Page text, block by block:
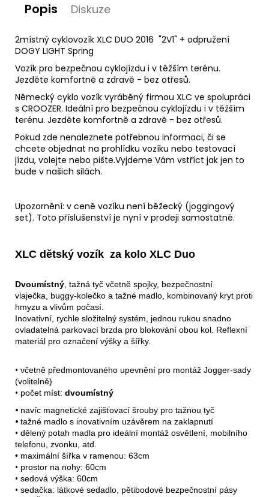
Popis Diskuze
2místný cyklovozík XLC DUO 2016 "2V1" + odpružení
DOGY LIGHT Spring
Vozík pro bezpečnou cyklojízdu i v těžším terénu.
Jezděte komfortně a zdravě - bez otřesů.
Německý cyklo vozík vyráběný firmou XLC ve spolupráci
s CROOZER. Ideální pro bezpečnou cyklojízdu i v těžším
terénu. Jezděte komfortně a zdravě - bez otřesů.
Pokud zde nenaleznete potřebnou informaci, či se
chcete objednat na prohlídku vozíku nebo testovací
jízdu, volejte nebo pište.Vyjdeme Vám vstříct jak jen to
bude v našich silách.
Upozornění: v ceně vozíku není běžecký (joggingový
set). Toto příslušenství je nyní v prodeji samostatně.
XLC dětský vozík za kolo XLC Duo
Dvoumístný , tažná tyč včetně spojky, bezpečnostní
vlaječka, buggy-kolečko a tažné madlo, kombinovaný kryt proti
hmyzu a vlivům počasí.
Inovativní, rychle složitelný systém, jednou rukou snadno
ovladatelná parkovací brzda pro blokování obou kol. Reflexní
materiál pro označení výšky a šířky.
• včetně předmontovaného upevnění pro montáž Jogger-sady
(volitelně)
• počet míst: dvoumístný
• navíc magnetické zajišťovací šrouby pro tažnou tyč
• tažné madlo s inovativním uzávěrem na zaklapnutí
• dělený potah madla pro ideální montáž osvětlení, mobilního
telefonu, zvonku, atd.
• maximální šířka v ramenou: 63cm
• prostor na nohy: 60cm
• sedová výška: 60cm
• sedačka: látkové sedadlo, pětibodové bezpečnostní pásy
r
u
č
u
e
m
e